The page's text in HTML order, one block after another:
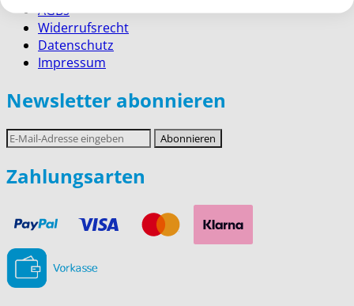
AGBs
Widerrufsrecht
Datenschutz
Impressum
Newsletter abonnieren
E-
Mail-
Adresse
Abonnieren
Zahlungsarten